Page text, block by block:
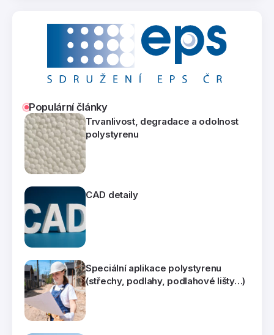
Populární články
Trvanlivost, degradace a odolnost
polystyrenu
CAD detaily
Speciální aplikace polystyrenu
(střechy, podlahy, podlahové lišty…)